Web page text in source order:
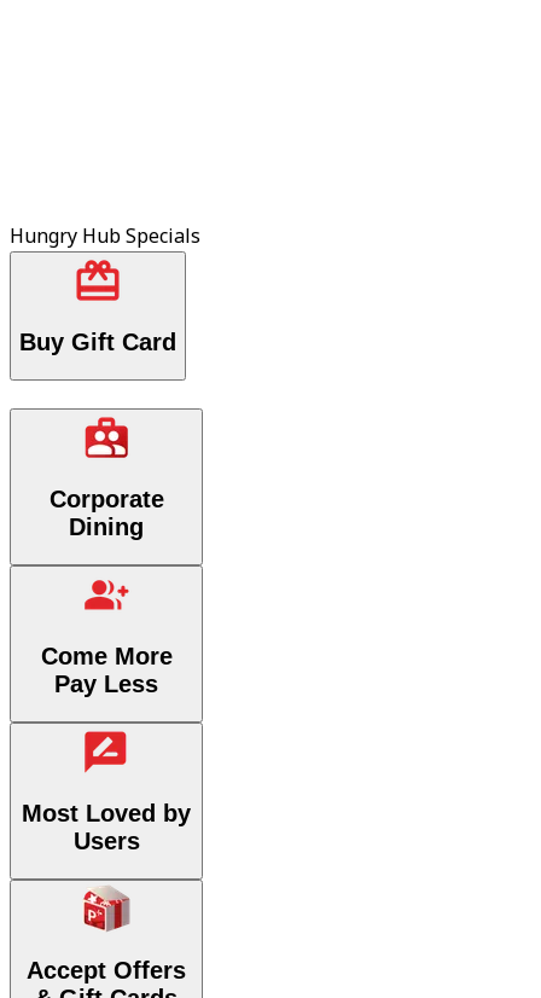
Hungry Hub Specials
Buy Gift Card
Corporate
Dining
Come More
Pay Less
Most Loved by
Users
Accept Offers